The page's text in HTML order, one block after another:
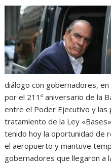
diálogo con gobernadores,
por el 211º aniversario de la
entre el Poder Ejecutivo y
tratamiento de la Ley
tenido hoy la oportunidad de
el aeropuerto y mantuve
gobernadores que llegaron a